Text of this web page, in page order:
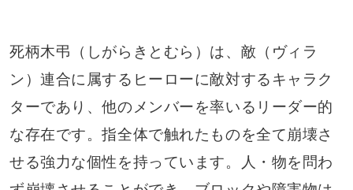
死柄木弔（しがらきとむら）は、敵（ヴィラ
ン）連合に属するヒーローに敵対するキャラク
ターであり、他のメンバーを率いるリーダー的
な存在です。指全体で触れたものを全て崩壊さ
せる強力な個性を持っています。人・物を問わ